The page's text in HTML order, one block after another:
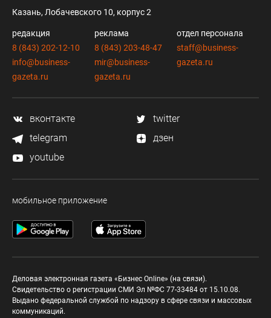
Казань, Лобачевского 10, корпус 2
редакция
8 (843) 202-12-10
info@business-
gazeta.ru
реклама
8 (843) 203-48-47
mir@business-
gazeta.ru
отдел персонала
staff@business-
gazeta.ru
вконтакте
twitter
telegram
дзен
youtube
мобильное приложение
Деловая электронная газета «Бизнес Online» (на связи).
Свидетельство о регистрации СМИ Эл №ФС 77-33484 от 15.10.08.
Выдано федеральной службой по надзору в сфере связи и массовых
коммуникаций.